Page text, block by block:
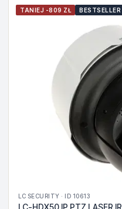
TANIEJ -809 ZŁ BESTSELLER
LC SECURITY · ID 10613
LC-HDX50 IP PTZ LASER IR